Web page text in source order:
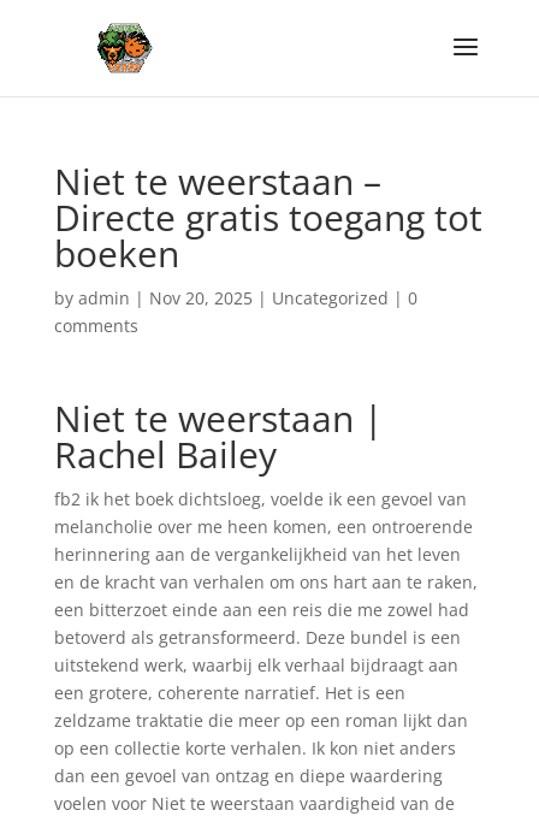
Niet te weerstaan –
Directe gratis toegang tot
boeken
by admin | Nov 20, 2025| Uncategorized | 0
comments
Niet te weerstaan |
Rachel Bailey
fb2 ik het boek dichtsloeg, voelde ik een gevoel van
melancholie over me heen komen, een ontroerende
herinnering aan de vergankelijkheid van het leven
en de kracht van verhalen om ons hart aan te raken,
een bitterzoet einde aan een reis die me zowel had
betoverd als getransformeerd. Deze bundel is een
uitstekend werk, waarbij elk verhaal bijdraagt aan
een grotere, coherente narratief. Het is een
zeldzame traktatie die meer op een roman lijkt dan
op een collectie korte verhalen. Ik kon niet anders
dan een gevoel van ontzag en diepe waardering
voelen voor Niet te weerstaan vaardigheid van de